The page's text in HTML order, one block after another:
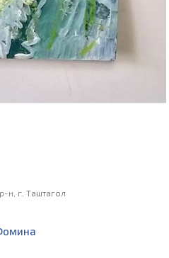
н, г. Таштагол